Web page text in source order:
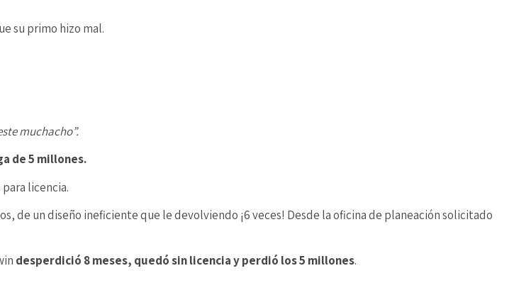
su primo hizo mal.
muchacho”.
de 5 millones.
licencia.
de un diseño ineficiente que le devolviendo ¡6 veces! Desde la oficina de planeación solicitado
desperdició 8 meses, quedó sin licencia y perdió los 5 millones.